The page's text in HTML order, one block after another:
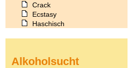
Crack
Ecstasy
Haschisch
Kokain
Alkoholsucht